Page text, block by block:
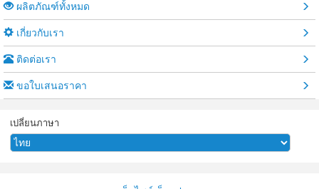
ผลิตภัณฑ์ทั้งหมด
เกี่ยวกับเรา
ติดต่อเรา
ขอใบเสนอราคา
เปลี่ยนภาษา